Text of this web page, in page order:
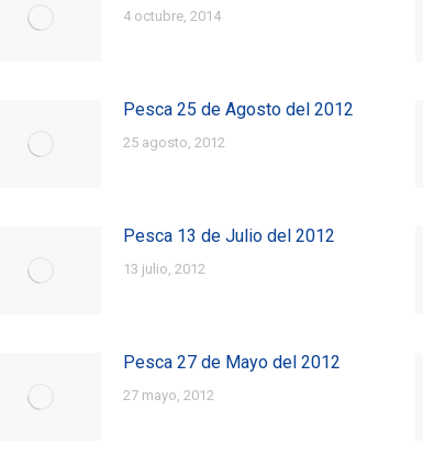
4 octubre, 2014
Pesca 25 de Agosto del 2012
25 agosto, 2012
Pesca 13 de Julio del 2012
13 julio, 2012
Pesca 27 de Mayo del 2012
27 mayo, 2012